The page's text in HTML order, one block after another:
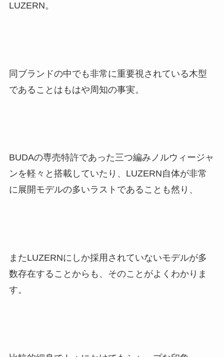
LUZERN。
同ブランドの中でも非常に重要視されている木型
であることはもはや周知の事実。
BUDAの専売特許であった三つ編みノルウィージャ
ンを軽々と搭載していたり、LUZERN自体が非常
に展開モデルの多いラストであることも然り、
またLUZERNにしか採用されていないモデルが多
数存在することからも、そのことがよくわかりま
す。